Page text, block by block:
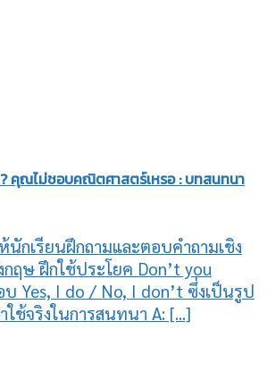
คุณไม่ชอบคณิตศาสตร์เหรอ : บทสนทนา
กเรียนฝึกถามและตอบคำถามเชิง
ฤษ ฝึกใช้ประโยค Don’t you
Yes, I do / No, I don’t ซึ่งเป็นรูป
ช้จริงในการสนทนา A: [...]